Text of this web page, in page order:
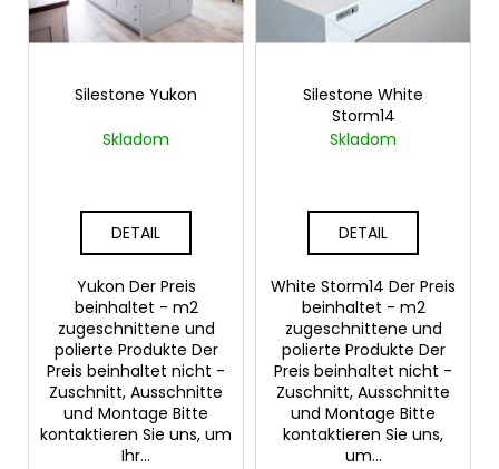
r
t
e
d
Silestone Yukon
Skladom
DETAIL
Yukon Der Preis
beinhaltet - m2
zugeschnittene und
polierte Produkte Der
Preis beinhaltet nicht -
Zuschnitt, Ausschnitte
und Montage Bitte
kontaktieren Sie uns, um
Ihr...
Silestone White
Storm14
Skladom
DETAIL
White Storm14 Der Preis
beinhaltet - m2
zugeschnittene und
polierte Produkte Der
Preis beinhaltet nicht -
Zuschnitt, Ausschnitte
und Montage Bitte
kontaktieren Sie uns,
um...